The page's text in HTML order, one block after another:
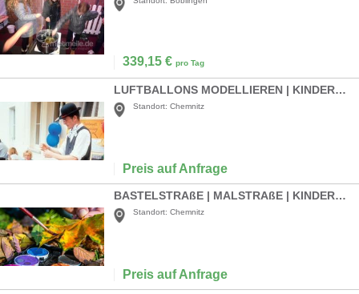
339,15 € pro Tag
LUFTBALLONS MODELLIEREN | KINDERANIMATION
Standort: Chemnitz
Preis auf Anfrage
BASTELSTRAßE | MALSTRAßE | KINDERANIMATION | THEMATISCH-FRÜHJAHR-SOMMER-HERBST-WINTER
Standort: Chemnitz
Preis auf Anfrage